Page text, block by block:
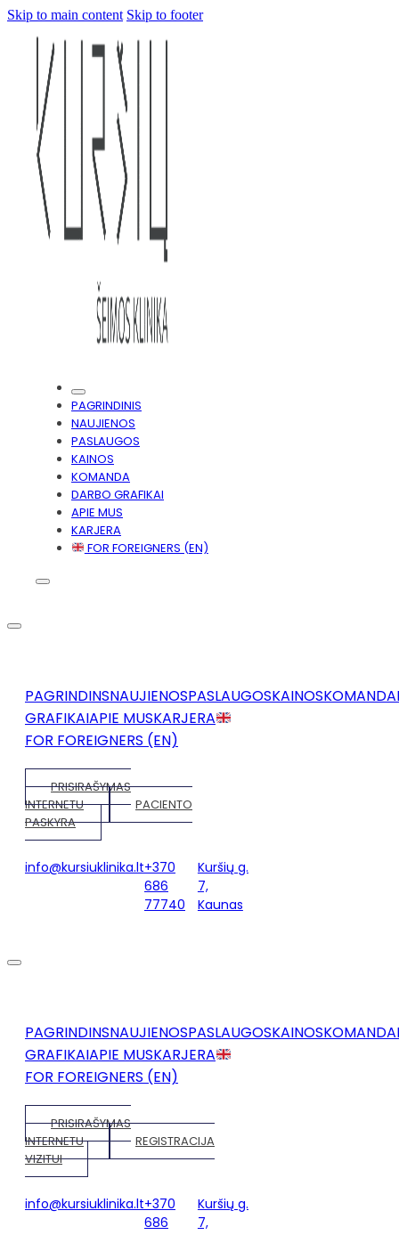
Skip to main content Skip to footer
PAGRINDINIS
NAUJIENOS
PASLAUGOS
KAINOS
KOMANDA
DARBO GRAFIKAI
APIE MUS
KARJERA
FOR FOREIGNERS (EN)
PAGRINDINSNAUJIENOSPASLAUGOSKAINOSKOMANDA
GRAFIKAIAPIE MUSKARJERA
FOR FOREIGNERS (EN)
PRISIRAŠYMAS
INTERNETU
PACIENTO
PASKYRA
info@kursiuklinika.lt+370
686
77740
Kuršių g.
7,
Kaunas
PAGRINDINSNAUJIENOSPASLAUGOSKAINOSKOMANDA
GRAFIKAIAPIE MUSKARJERA
FOR FOREIGNERS (EN)
PRISIRAŠYMAS
INTERNETU
REGISTRACIJA
VIZITUI
info@kursiuklinika.lt+370
686
Kuršių g.
7,